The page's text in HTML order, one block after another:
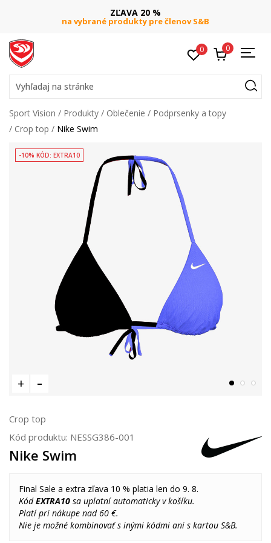
ZĽAVA 20 %
na vybrané produkty pre členov S&B
0 0
Vyhľadaj na stránke
Sport Vision Produkty Oblečenie
Podprsenky a topy
Crop top
Nike Swim
-10% KÓD: EXTRA10
Crop top
Kód produktu: NESSG386-001
Nike Swim
Final Sale a extra zľava 10 % platia len do 9. 8.
KódEXTRA10 sa uplatní automaticky v košíku.
Platí pri nákupe nad 60 €.
Nie je možné kombinovať s inými kódmi ani s kartou S&B.